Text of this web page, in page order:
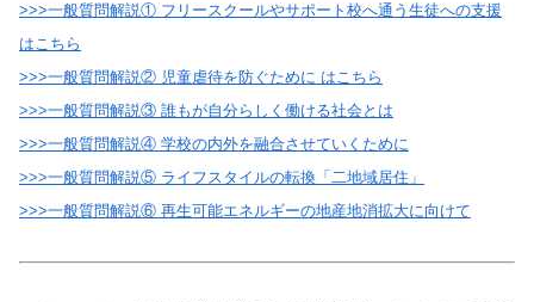
>>>一般質問解説① フリースクールやサポート校へ通う生徒への支援
はこちら
>>>一般質問解説② 児童虐待を防ぐために はこちら
>>>一般質問解説③ 誰もが自分らしく働ける社会とは
>>>一般質問解説④ 学校の内外を融合させていくために
>>>一般質問解説⑤ ライフスタイルの転換「二地域居住」
>>>一般質問解説⑥ 再生可能エネルギーの地産地消拡大に向けて